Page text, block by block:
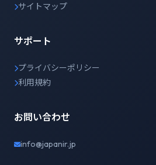
サイトマップ
サポート
プライバシーポリシー
利用規約
お問い合わせ
info@japanir.jp